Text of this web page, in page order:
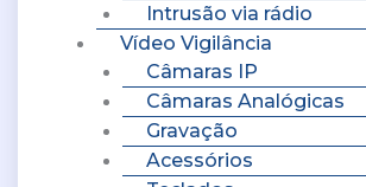
Intrusão via rádio
Vídeo Vigilância
Câmaras IP
Câmaras Analógicas
Gravação
Acessórios